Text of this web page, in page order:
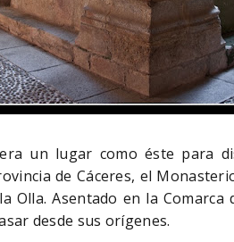
un lugar como éste para
de Cáceres, el
Olla. Asentado en la
desde sus orígenes.